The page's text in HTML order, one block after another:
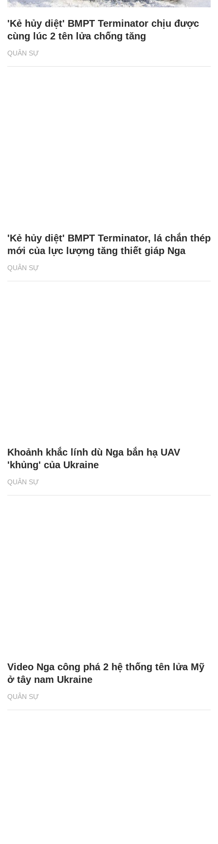
QUÂN SỰ
'Kẻ hủy diệt' BMPT Terminator chịu được
cùng lúc 2 tên lửa chống tăng
QUÂN SỰ
'Kẻ hủy diệt' BMPT Terminator, lá chắn thép
mới của lực lượng tăng thiết giáp Nga
QUÂN SỰ
Khoảnh khắc lính dù Nga bắn hạ UAV
'khủng' của Ukraine
QUÂN SỰ
Video Nga công phá 2 hệ thống tên lửa Mỹ
ở tây nam Ukraine